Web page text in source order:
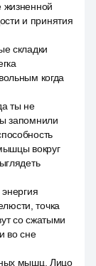
жизненной
и принятия
складки
когда
ты не
запомнили
вокруг
точка
со сжатыми
во сне
мышц. Лицо